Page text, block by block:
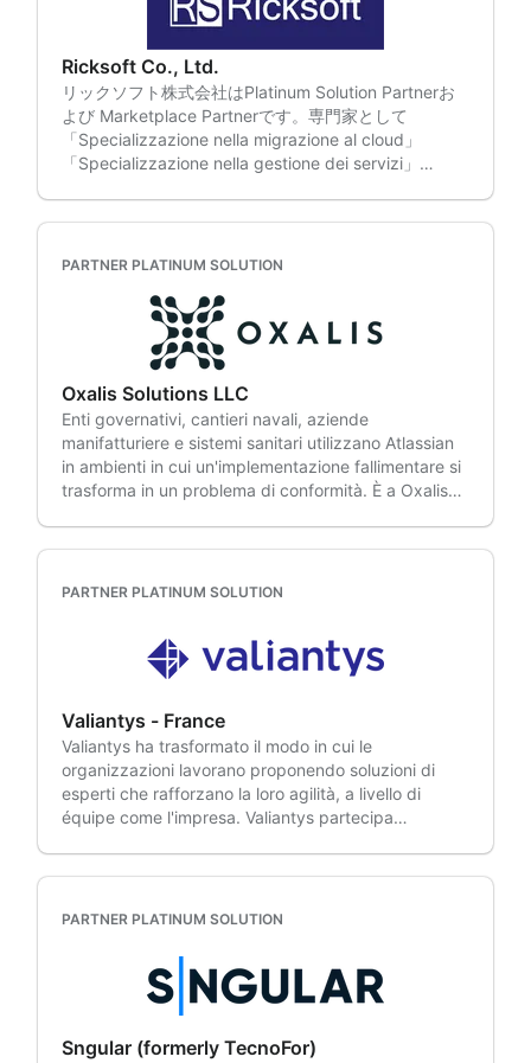
adottare l'IA con uno scopo preciso, concentrandoci
su risultati concreti, non sull'hype. Strategia e
pianificazione aziendale, inclusi allineamento di
portfolio, programmi e team a risultati misurabili. Ti
aiuteremo a dare priorità agli obiettivi, allineare i
team ed eseguire la tua strategia in modo efficace,
favorendo una crescita misurabile. Servizi di
supporto Atlassian, inclusi amministrazione,
miglioramenti, affidabilità, consulenza AI e
miglioramento continuo. Riceverai una guida
ottenere il massimo dal tuo investimento Atlassian.
Licenze e approvvigionamento, inclusi co-termining
e gestione proattiva. Ti faremo risparmiare tempo e
manterremo le tue licenze aggiornate, così non
dovrai preoccuparti della continuità aziendale.
Ambienti federali, incluse soluzioni sicure e pratiche
di erogazione. Il nostro team di esperti altamente
specializzati vanta anni di esperienza nel settore
pubblico, durante i quali ha aiutato gli enti
governativi a modernizzarsi, mantenendo al
normative.
e partner Atlassian dell'anno 번이나 수상한 파트너로,
차별화된 전문성과 우수성을 인정받고 있습니다.
Flessibile Studio, Atlassian Marketplace, Atlassian
Marketplace, Atlassian Cloud, Atlassian Cloud, 경험
을 극대화하고 효율성을 향상시킵니다. 현재까지 18개
국 300개 이상의 글로벌 고객사가 App flessibili를 통해
더 빠르고, 스마트하고, 전략적으로 협업하고 있습니다.
un partner fidato di Atlassian Platinum Solution che
cloud, ITSM e DevOps. • Competenza tecnica: il più
grande team coreano di ingegneri Atlassian
certificati offre supporto pratico basato su una
leader - Aziende leader, tra cui Samsung
Electronics, Samsung Card, LG Electronics, Kakao,
Coupang e Toss, hanno scelto OSCi come partner
per promuovere il successo della collaborazione. •
Consulenza su misura - Progettiamo e
implementiamo sistemi di collaborazione ottimizzati
in base alle esigenze specifiche di ogni cliente, dalla
di lavoro. OSCi è stato il primo partner coreano a
rimane l'unico partner coreano ad essere stato
nominato Atlassian Partner of the Year per due volte,
della comprovata eccellenza. Al centro della nostra
innovazione c'è Flexible Studio, il nostro team
dedicato allo sviluppo di app che crea strumenti di
produttività sull'Atlassian Marketplace. Scelte da
oltre 300 clienti aziendali in 18 paesi, le Flexible
Apps consentono ai team di lavorare più
velocemente, in modo più intelligente e strategico
con gli strumenti Atlassian.
Ricksoft Co., Ltd.
リックソフト株式会社はPlatinum Solution Partnerお
よび Marketplace Partnerです。専門家として
「Specializzazione nella migrazione al cloud」
「Specializzazione nella gestione dei servizi」
るパートナーとして多くの案件に対応しています。 ま
大企業であり、多くの実績と大企業のビジネスに関す
る知見を持ち合わせています。 保有しているノウハ
ウ、経験と実績を活用し、お客様のニーズに合わせた
様々な製品・サービスを提供しています。 • 製品の導
入支援 • DC版からCloud版への移行支援 • 直接お客様
のお困りごとを解決するヘルプデスク • オリジナルの
入門研修、管理者研修• 研修の内容をいつでもどこで
も学べるe-ラーニング • 製品の機能をアップするアプ
リ開発及び提供 • Customer Successこれらの製品・
せています. また、オリジナルのアプリ「D-Accel」は
を提供しています。 エンタプライズの導入事例は、下
記のケーススタディのコンテンツをクリックしてご覧
ください.リックソフトはAtlassian製品の専門家とし
うなお客様はぜひお問合せください。 • 製品導入を検
討している企業 •現在利用しているAtlassian製品の
Cloud移行を検討されている企業 • Atlassian製品導入
後の運用課題を解決・改善したい企業 • Atlassian製品
をもっと活用したい企業
PARTNER PLATINUM SOLUTION
Oxalis Solutions LLC
Enti governativi, cantieri navali, aziende
manifatturiere e sistemi sanitari utilizzano Atlassian
in ambienti in cui un'implementazione fallimentare si
trasforma in un problema di conformità. È a Oxalis
Sviluppo Software. Oxalis modernizza gli ambienti
requisiti di sicurezza e conformità a cui queste
organizzazioni sono soggette. Le migrazioni in
audit, controlli di accesso e residenza dei dati
condizionano la definizione di un'architettura pulita,
e gran parte di questo lavoro viene svolto prima
ancora che qualcuno metta piede in un'istanza di
produzione. Oxalis pianifica tutto fin dal primo
della California ha scelto Oxalis nel 2020 e da allora
oltre 4.000 utenti. Quando gli elettori californiani
hanno approvato la Proposition 1, il DHCS e Oxalis
hanno creato in sole quattro settimane una
piattaforma politica statale per la salute
comportamentale, valida per tutte le 58 contee.
PARTNER PLATINUM SOLUTION
Valiantys - France
Valiantys ha trasformato il modo in cui le
organizzazioni lavorano proponendo soluzioni di
esperti che rafforzano la loro agilità, a livello di
équipe come l'impresa. Valiantys partecipa
(ESM) e accelerare la loro trasformazione rispetto al
regolamentate si affidano a Valiantys per beneficiare
pienamente delle soluzioni Atlassian e raggiungere i
loro obiettivi. Per saperne di più, appuntamento su
PARTNER PLATINUM SOLUTION
Sngular (formerly TecnoFor)